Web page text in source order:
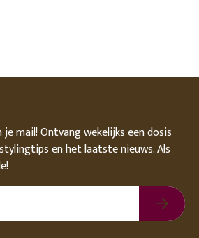
mail! Ontvang wekelijks een dosis
en het laatste nieuws. Als